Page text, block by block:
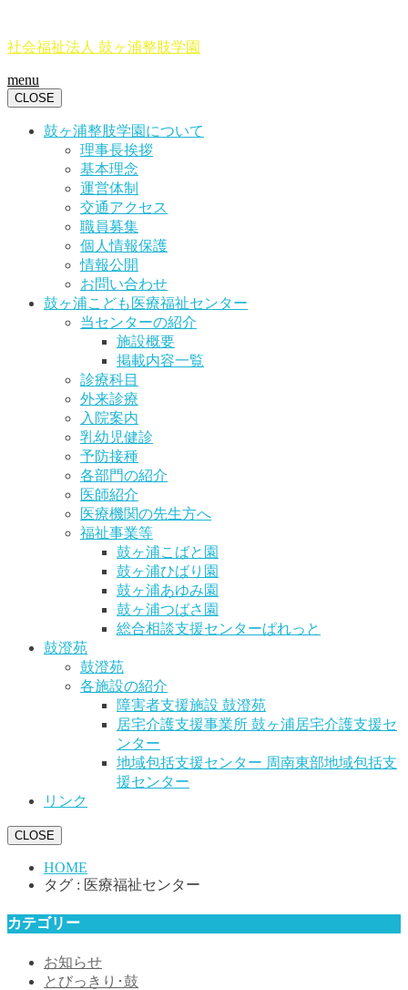
社会福祉法人 鼓ヶ浦整肢学園
menu
CLOSE
鼓ヶ浦整肢学園について
理事長挨拶
基本理念
運営体制
交通アクセス
職員募集
個人情報保護
情報公開
お問い合わせ
鼓ヶ浦こども医療福祉センター
当センターの紹介
施設概要
掲載内容一覧
診療科目
外来診療
入院案内
乳幼児健診
予防接種
各部門の紹介
医師紹介
医療機関の先生方へ
福祉事業等
鼓ヶ浦こばと園
鼓ヶ浦ひばり園
鼓ヶ浦あゆみ園
鼓ヶ浦つばさ園
総合相談支援センターぱれっと
鼓澄苑
鼓澄苑
各施設の紹介
障害者支援施設 鼓澄苑
居宅介護支援事業所 鼓ヶ浦居宅介護支援セ
ンター
地域包括支援センター 周南東部地域包括支
援センター
リンク
CLOSE
HOME
タグ : 医療福祉センター
カテゴリー
お知らせ
とびっきり･鼓